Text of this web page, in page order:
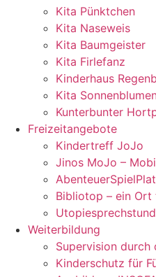
Kita Pünktchen
Kita Naseweis
Kita Baumgeister
Kita Firlefanz
Kinderhaus
Kita
Kunterbunter
Freizeitangebote
Kindertreff JoJo
Jinos MoJo –
Bibliotop – ein
Weiterbildung
Supervision durch
Kinderschutz für